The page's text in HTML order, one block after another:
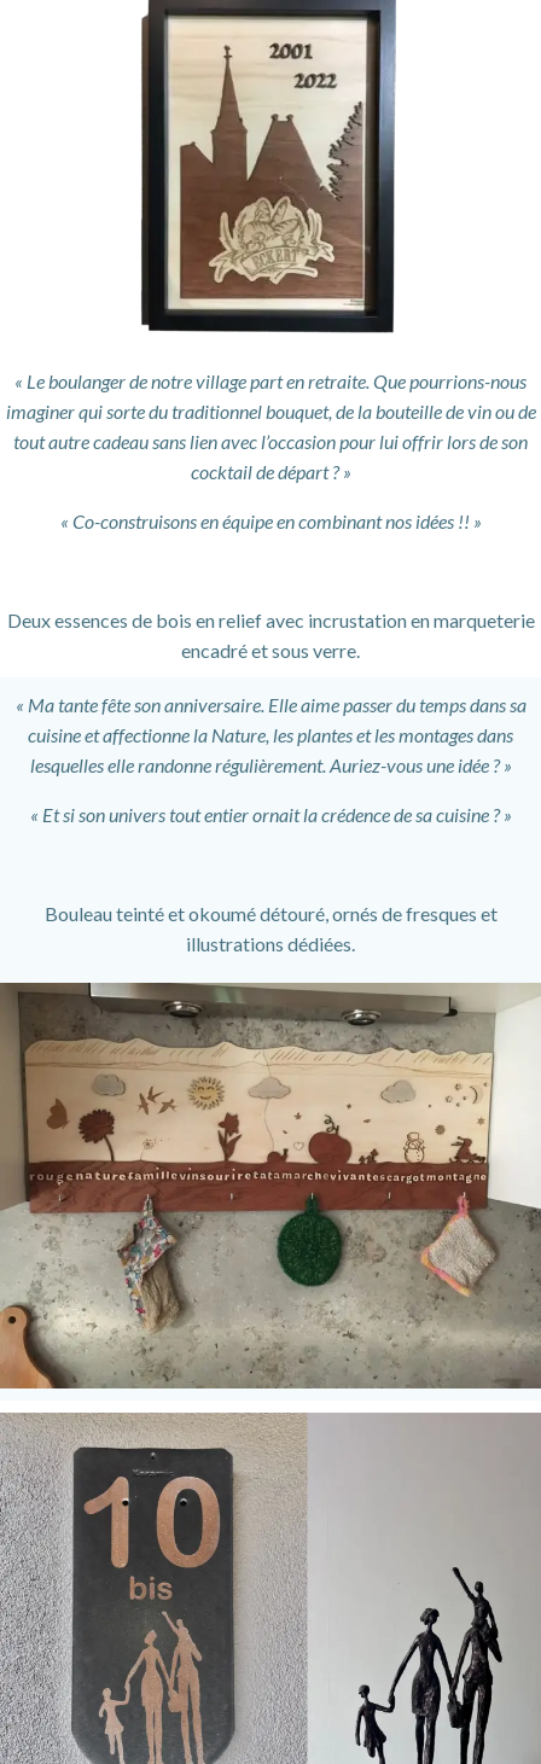
« Le boulanger de notre village part en retraite. Que pourrions-nous
imaginer qui sorte du traditionnel bouquet, de la bouteille de vin ou de
tout autre cadeau sans lien avec l’occasion pour lui offrir lors de son
cocktail de départ ? »
« Co-construisons en équipe en combinant nos idées !! »
Deux essences de bois en relief avec incrustation en marqueterie
encadré et sous verre.
« Ma tante fête son anniversaire. Elle aime passer du temps dans sa
cuisine et affectionne la Nature, les plantes et les montages dans
lesquelles elle randonne régulièrement. Auriez-vous une idée ? »
« Et si son univers tout entier ornait la crédence de sa cuisine ? »
Bouleau teinté et okoumé détouré, ornés de fresques et
illustrations dédiées.